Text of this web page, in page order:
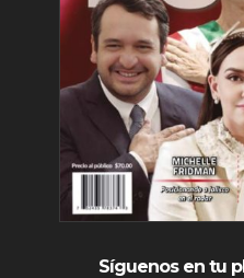
Síguenos en tu